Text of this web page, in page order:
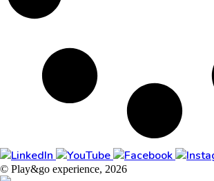
© Play&go experience, 2026